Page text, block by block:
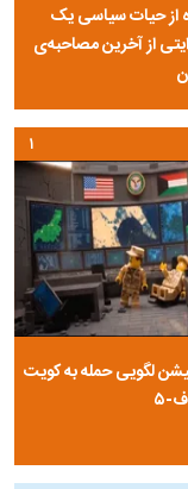
از حیات سیاسی یک
از آخرین مصاحبه‌ی
لگویی حمله به کویت
۵
۱